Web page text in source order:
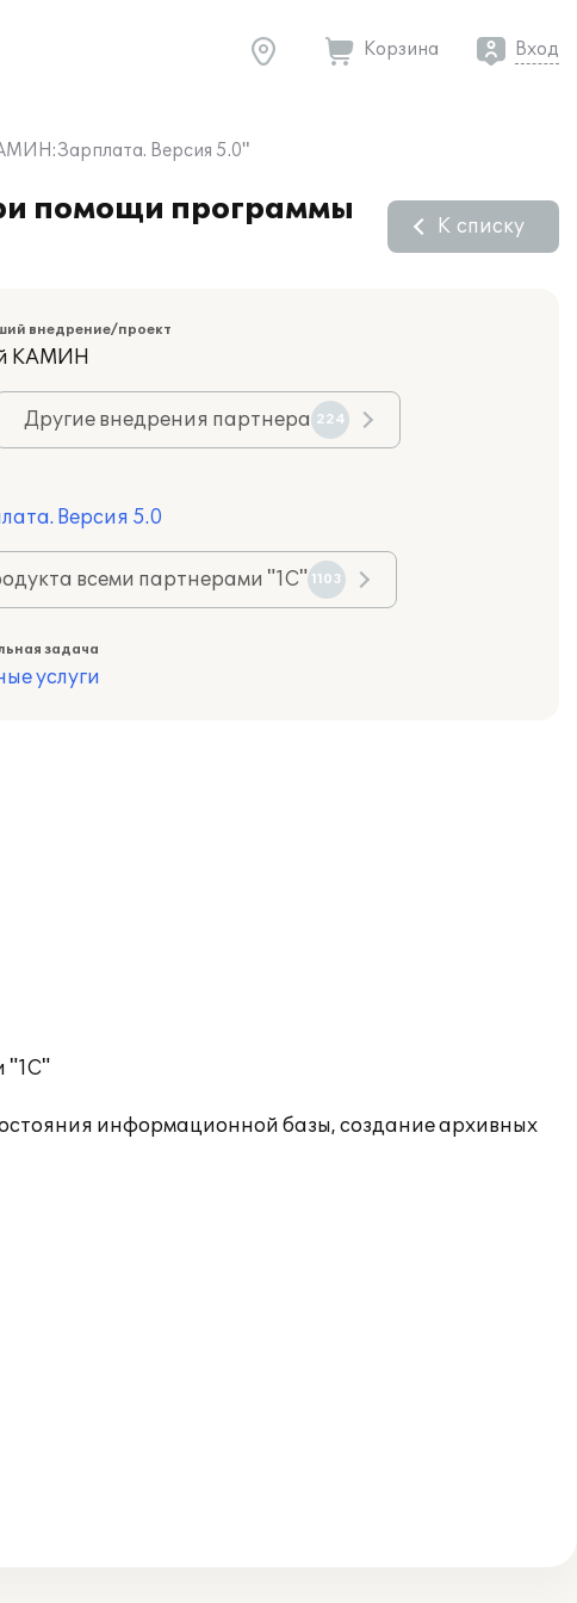
Корзина Вход
Версия 5.0"
помощи программы
К списку
внедрение/проект
КАМИН
Другие внедрения партнера 224
Версия 5.0
всеми партнерами "1С" 1103
задача
услуги
"1С"
информационной базы, создание архивных